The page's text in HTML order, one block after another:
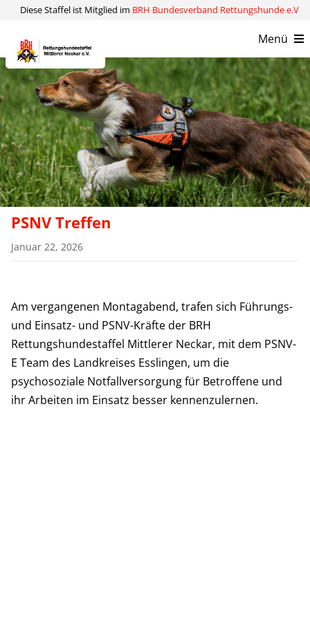
Zum
springen
Diese Staffel ist Mitglied im BRH Bundesverband Rettungshunde e.V
Menü
Verein
Kompetenzen
Aktuelles
Kontakt
PSNV Treffen
Januar 22, 2026
Am vergangenen Montagabend, trafen sich Führungs-
und Einsatz- und PSNV-Kräfte der BRH
Rettungshundestaffel Mittlerer Neckar, mit dem PSNV-
E Team des Landkreises Esslingen, um die
psychosoziale Notfallversorgung für Betroffene und
ihr Arbeiten im Einsatz besser kennenzulernen.